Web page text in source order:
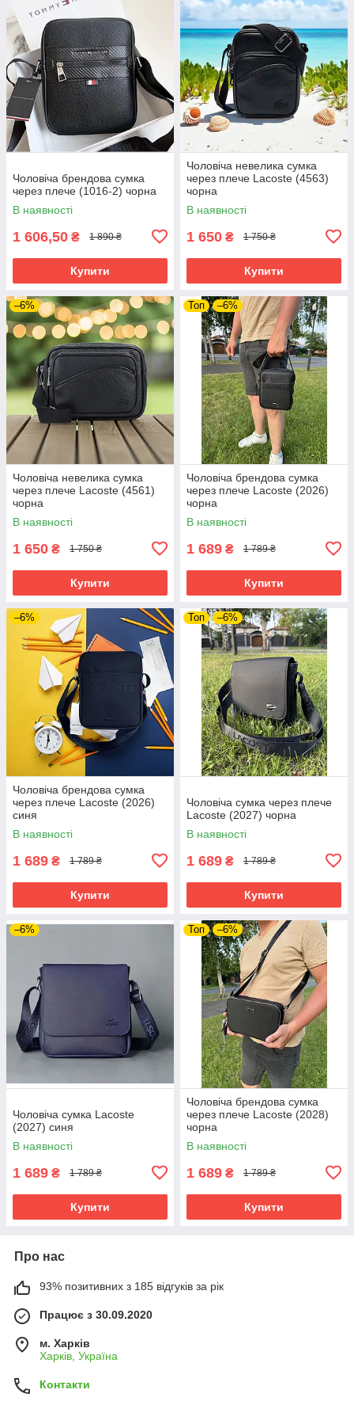
Чоловіча брендова сумка
через плече (1016-2) чорна
В наявності
1 606,50 ₴ 1 890 ₴
Купити
Чоловіча невелика сумка
через плече Lacoste (4563)
чорна
В наявності
1 650 ₴ 1 750 ₴
Купити
–6%
Чоловіча невелика сумка
через плече Lacoste (4561)
чорна
В наявності
1 650 ₴ 1 750 ₴
Купити
Топ –6%
Чоловіча брендова сумка
через плече Lacoste (2026)
чорна
В наявності
1 689 ₴ 1 789 ₴
Купити
–6%
Чоловіча брендова сумка
через плече Lacoste (2026)
синя
В наявності
1 689 ₴ 1 789 ₴
Купити
Топ –6%
Чоловіча сумка через плече
Lacoste (2027) чорна
В наявності
1 689 ₴ 1 789 ₴
Купити
–6%
Чоловіча сумка Lacoste
(2027) синя
В наявності
1 689 ₴ 1 789 ₴
Купити
Топ –6%
Чоловіча брендова сумка
через плече Lacoste (2028)
чорна
В наявності
1 689 ₴ 1 789 ₴
Купити
Про нас
93% позитивних з 185 відгуків за рік
Працює з 30.09.2020
м. Харків
Харків, Україна
Контакти